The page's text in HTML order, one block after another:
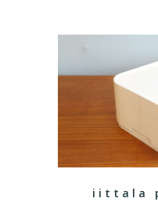
iittala